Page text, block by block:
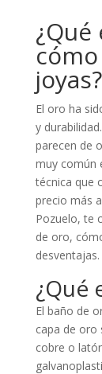
joyas?
El oro ha
y
parecen de
muy común
técnica que
precio más
Pozuelo, te
de oro,
desventajas.
¿Qué
El baño de
capa de oro
cobre o